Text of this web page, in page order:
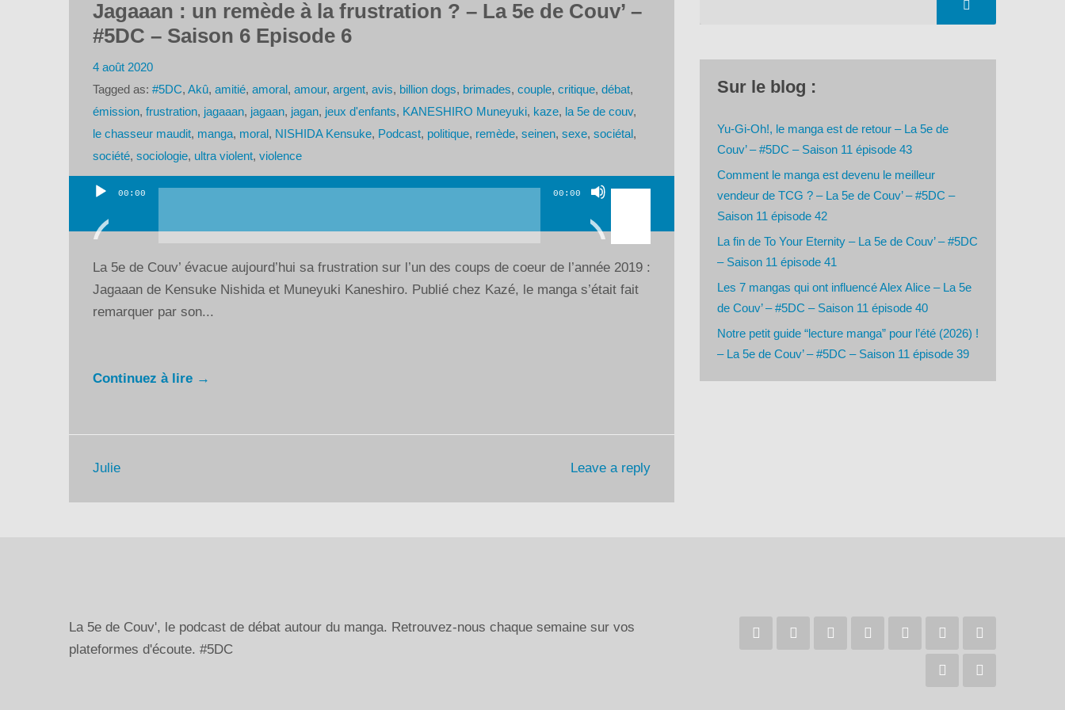
Jagaaan : un remède à la frustration ? – La 5e de Couv’ –
#5DC – Saison 6 Episode 6
4 août 2020
Tagged as: #5DC, Akû, amitié, amoral, amour, argent, avis, billion dogs, brimades, couple, critique, débat,
émission, frustration, jagaaan, jagaan, jagan, jeux d'enfants, KANESHIRO Muneyuki, kaze, la 5e de couv,
le chasseur maudit, manga, moral, NISHIDA Kensuke, Podcast, politique, remède, seinen, sexe, sociétal,
société, sociologie, ultra violent, violence
Lecteur
audio
00:00 00:00
Utilisez
flèches
pour
augmenter
La 5e de Couv’ évacue aujourd’hui sa frustration sur l’un des coups de coeur de l’année 2019 :
Jagaaan de Kensuke Nishida et Muneyuki Kaneshiro. Publié chez Kazé, le manga s’était fait
remarquer par son...
Continuez à lire →
Leave a reply
Julie
Sur le blog :
Yu-Gi-Oh!, le manga est de retour – La 5e de
Couv’ – #5DC – Saison 11 épisode 43
Comment le manga est devenu le meilleur
vendeur de TCG ? – La 5e de Couv’ – #5DC –
Saison 11 épisode 42
La fin de To Your Eternity – La 5e de Couv’ – #5DC
– Saison 11 épisode 41
Les 7 mangas qui ont influencé Alex Alice – La 5e
de Couv’ – #5DC – Saison 11 épisode 40
Notre petit guide “lecture manga” pour l’été (2026) !
– La 5e de Couv’ – #5DC – Saison 11 épisode 39
La 5e de Couv', le podcast de débat autour du manga. Retrouvez-nous chaque semaine sur vos
plateformes d'écoute. #5DC